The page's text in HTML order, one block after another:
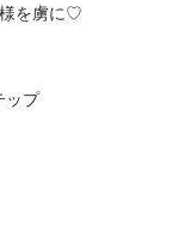
を虜に♡
ップ